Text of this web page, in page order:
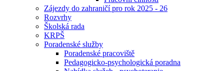
Zájezdy do zahraničí pro rok 2025 - 26
Rozvrhy
Školská rada
KRPŠ
Poradenské služby
Poradenské pracoviště
Pedagogicko-psychologická poradna